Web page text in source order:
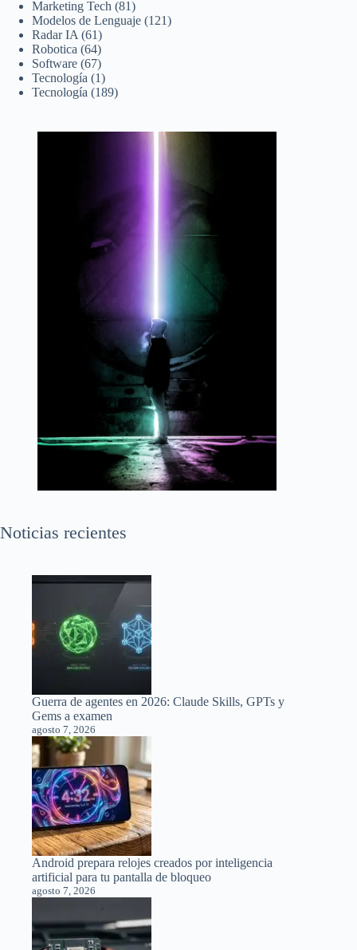
Marketing Tech (81)
Modelos de Lenguaje (121)
Radar IA (61)
Robotica (64)
Software (67)
Tecnología (1)
Tecnología (189)
Noticias recientes
Guerra de agentes en 2026: Claude Skills, GPTs y
Gems a examen
agosto 7, 2026
Android prepara relojes creados por inteligencia
artificial para tu pantalla de bloqueo
agosto 7, 2026